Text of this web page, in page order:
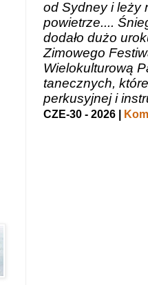
od Sydney i leży
powietrze....
dodało dużo
Zimowego
Wielokulturową
tanecznych,
perkusyjnej i
CZE-30 - 2026 |